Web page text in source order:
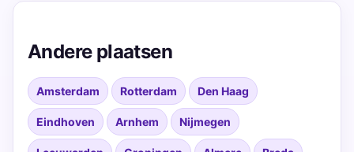
Andere plaatsen
Amsterdam Rotterdam Den Haag
Eindhoven Arnhem Nijmegen